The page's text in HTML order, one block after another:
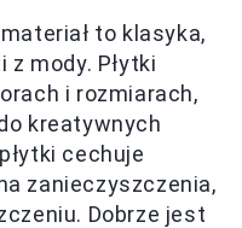
to klasyka,
mody. Płytki
i rozmiarach,
kreatywnych
cechuje
zanieczyszczenia,
Dobrze jest